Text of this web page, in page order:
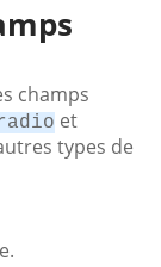
champs
et
types de